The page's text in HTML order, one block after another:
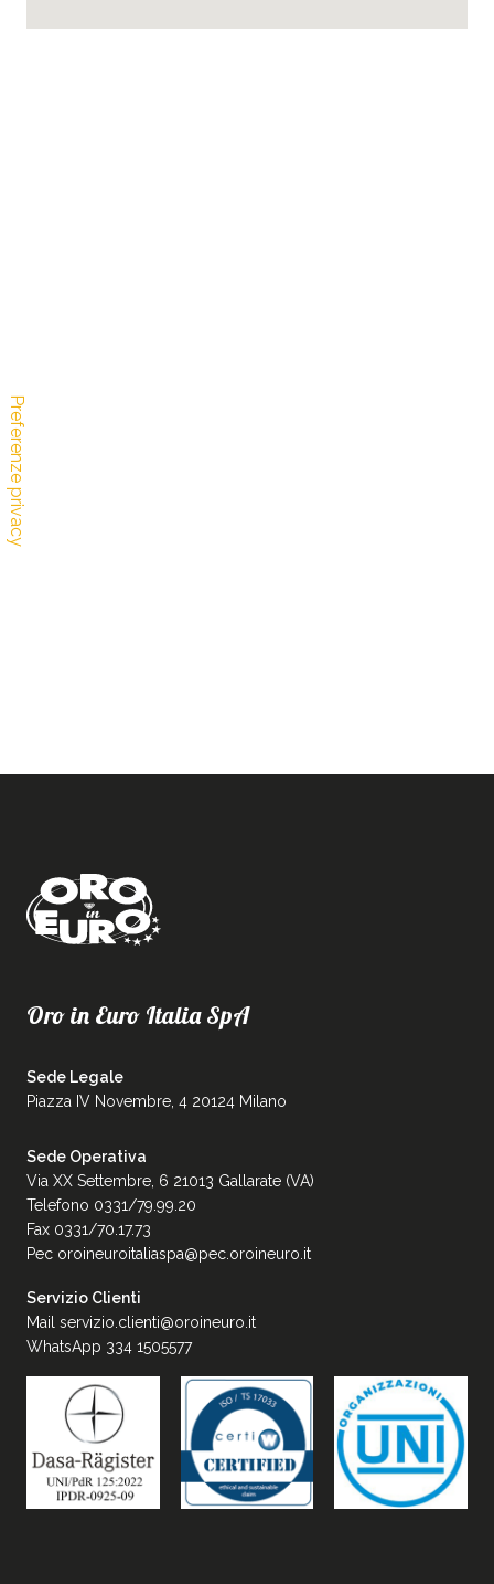
Oro in Euro Italia SpA
Sede Legale
Piazza IV Novembre, 4 20124 Milano
Sede Operativa
Via XX Settembre, 6 21013 Gallarate (VA)
Telefono 0331/79.99.20
Fax 0331/70.17.73
Pec oroineuroitaliaspa@pec.oroineuro.it
Servizio Clienti
Mail servizio.clienti@oroineuro.it
WhatsApp 334 1505577